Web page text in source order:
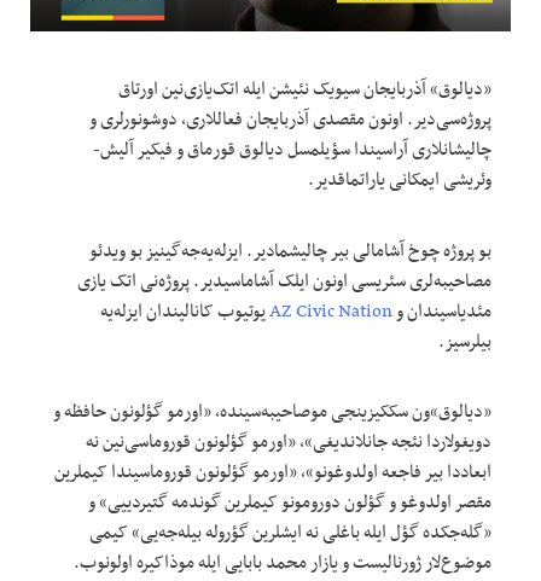
«دیالوق» آذربایجان سیویک نئیشن ایله اتک‌یازی‌نین اورتاق
پروژه‌سی‌دیر. اونون مقصدی آذربایجان فعاللاری، دوشونورلری و
چالیشانلاری آراسیندا سؤیلمسل دیالوق قورماق و فیکیر آلیش-
وئریشی ایمکانی یاراتماقدیر.
بو پروژه چوخ آشامالی بیر چالیشمادیر. ایزله‌یه‌جه‌گینیز بو ویدئو
مصاحیبه‌لری سئریسی اونون ایلک آشاماسیدیر. پروژه‌نی اتک یازی
مئدیاسیندان وAZ Civic Nationیوتیوب کانالیندان ایزله‌یه
بیلرسیز.
«دیالوق»ون سککیزینجی موصاحیبه‌سینده، «اورمو گؤلونون حافظه و
دویغولاردا نئجه جانلاندیغی»، «اورمو گؤلونون قوروماسی‌نین نه
ابعاددا بیر فاجعه اولدوغونو»، «اورمو گؤلونون قوروماسیندا کیملرین
مقصر اولدوغو و گؤلون دورومونو کیملرین گوندمه گتیردییی» و
«گله‌جکده گؤل ایله باغلی نه ایشلرین گؤروله بیله‌جه‌یی» کیمی
موضوع‌لار ژورنالیست و یازار محمد بابایی ایله موذاکیره اولونوب.